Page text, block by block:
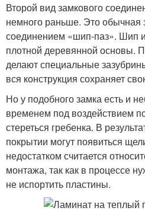
Второй вид замкового
немного раньше. Это обычная
соединением «шип-паз». Шип
плотной деревянной основы.
делают специальные
вся конструкция сохраняет
Но у подобного замка есть и
временем под воздействием
стереться гребенка. В
покрытии могут появиться
недостатком считается
монтажа, так как в процессе
не испортить пластины.